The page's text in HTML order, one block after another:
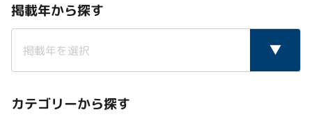
掲載年から探す
カテゴリーから探す